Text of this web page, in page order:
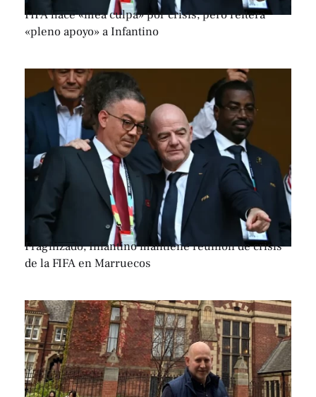
FIFA hace «mea culpa» por crisis, pero reitera
«pleno apoyo» a Infantino
Fragilizado, Infantino mantiene reunión de crisis
de la FIFA en Marruecos